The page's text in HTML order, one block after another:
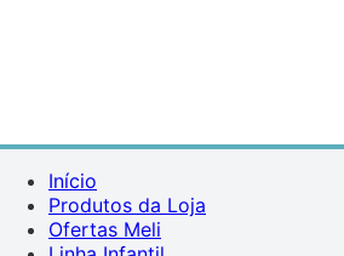
Início
Produtos da Loja
Ofertas Meli